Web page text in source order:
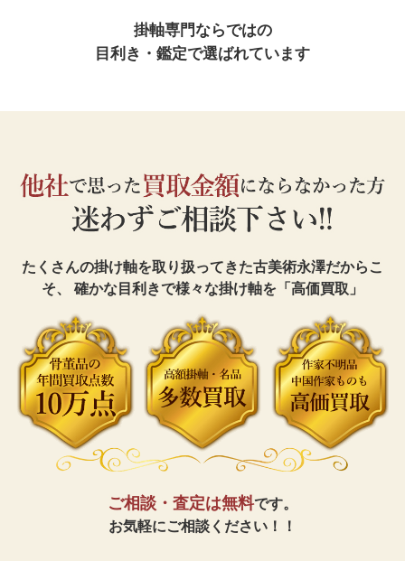
掛軸専門ならではの
目利き・鑑定で選ばれています
たくさんの掛け軸を取り扱ってきた古美術永澤だからこ
そ、 確かな目利きで様々な掛け軸を「高価買取」
ご相談・査定は無料です。
お気軽にご相談ください！！